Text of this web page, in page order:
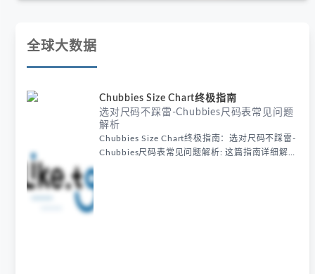
全球大数据
Chubbies Size Chart终极指南
选对尺码不踩雷-Chubbies尺码表常见问题
解析
Chubbies Size Chart终极指南：选对尺码不踩雷-
Chubbies尺码表常见问题解析: 这篇指南详细解析